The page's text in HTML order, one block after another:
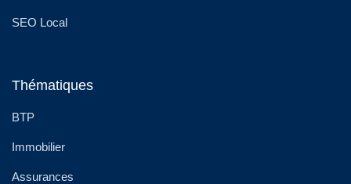
SEO Local
Thématiques
BTP
Immobilier
Assurances